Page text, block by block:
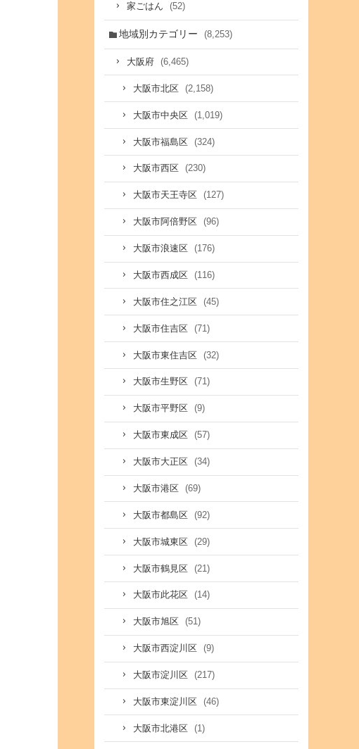
家ごはん (52)
地域別カテゴリー (8,253)
大阪府 (6,465)
大阪市北区 (2,158)
大阪市中央区 (1,019)
大阪市福島区 (324)
大阪市西区 (230)
大阪市天王寺区 (127)
大阪市阿倍野区 (96)
大阪市浪速区 (176)
大阪市西成区 (116)
大阪市住之江区 (45)
大阪市住吉区 (71)
大阪市東住吉区 (32)
大阪市生野区 (71)
大阪市平野区 (9)
大阪市東成区 (57)
大阪市大正区 (34)
大阪市港区 (69)
大阪市都島区 (92)
大阪市城東区 (29)
大阪市鶴見区 (21)
大阪市此花区 (14)
大阪市旭区 (51)
大阪市西淀川区 (9)
大阪市淀川区 (217)
大阪市東淀川区 (46)
大阪市北港区 (1)